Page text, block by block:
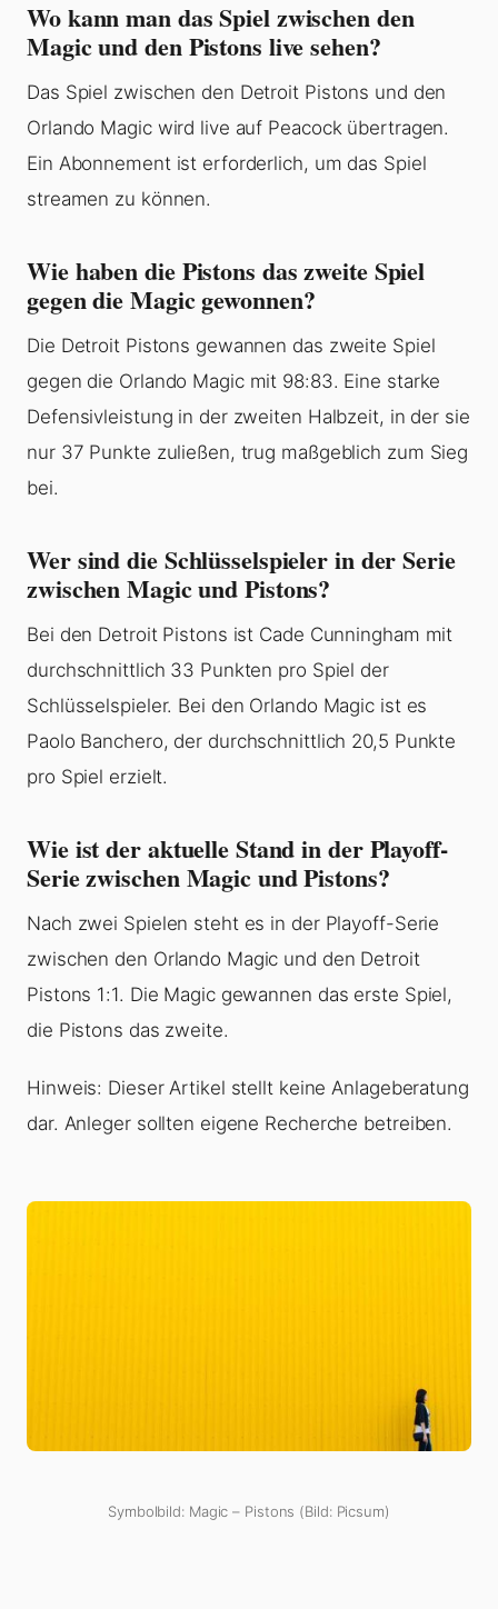
Wo kann man das Spiel zwischen den
Magic und den Pistons live sehen?
Das Spiel zwischen den Detroit Pistons und den
Orlando Magic wird live auf Peacock übertragen.
Ein Abonnement ist erforderlich, um das Spiel
streamen zu können.
Wie haben die Pistons das zweite Spiel
gegen die Magic gewonnen?
Die Detroit Pistons gewannen das zweite Spiel
gegen die Orlando Magic mit 98:83. Eine starke
Defensivleistung in der zweiten Halbzeit, in der sie
nur 37 Punkte zuließen, trug maßgeblich zum Sieg
bei.
Wer sind die Schlüsselspieler in der Serie
zwischen Magic und Pistons?
Bei den Detroit Pistons ist Cade Cunningham mit
durchschnittlich 33 Punkten pro Spiel der
Schlüsselspieler. Bei den Orlando Magic ist es
Paolo Banchero, der durchschnittlich 20,5 Punkte
pro Spiel erzielt.
Wie ist der aktuelle Stand in der Playoff-
Serie zwischen Magic und Pistons?
Nach zwei Spielen steht es in der Playoff-Serie
zwischen den Orlando Magic und den Detroit
Pistons 1:1. Die Magic gewannen das erste Spiel,
die Pistons das zweite.
Hinweis: Dieser Artikel stellt keine Anlageberatung
dar. Anleger sollten eigene Recherche betreiben.
Symbolbild: Magic – Pistons (Bild: Picsum)